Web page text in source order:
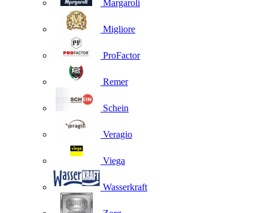
Margaroli
Migliore
ProFactor
Remer
Schein
Veragio
Viega
Wasserkraft